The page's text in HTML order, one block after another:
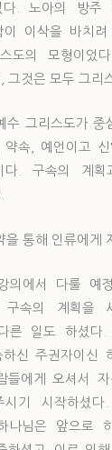
다. 노아의 방주
이 이삭을 바치
도의 모형이었
그것은 모두 그리
수 그리스도가 중
속, 예언이고
다. 구속의 계
통해 인류에게
의에서 다룰 예
구속의 계획을
른 일도 하셨다.
하신 주권자이신
들에게 오셔서
시기 시작하셨다
나님은 앞으로